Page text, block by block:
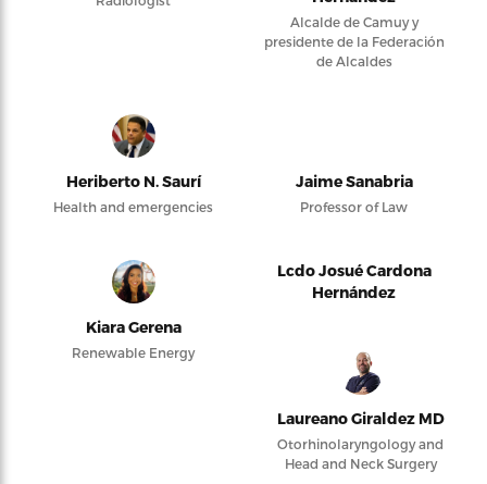
Alcalde de Camuy y
presidente de la Federación
de Alcaldes
Heriberto N. Saurí
Health and emergencies
Jaime Sanabria
Professor of Law
Kiara Gerena
Renewable Energy
Lcdo Josué Cardona
Hernández
Laureano Giraldez MD
Otorhinolaryngology and
Head and Neck Surgery